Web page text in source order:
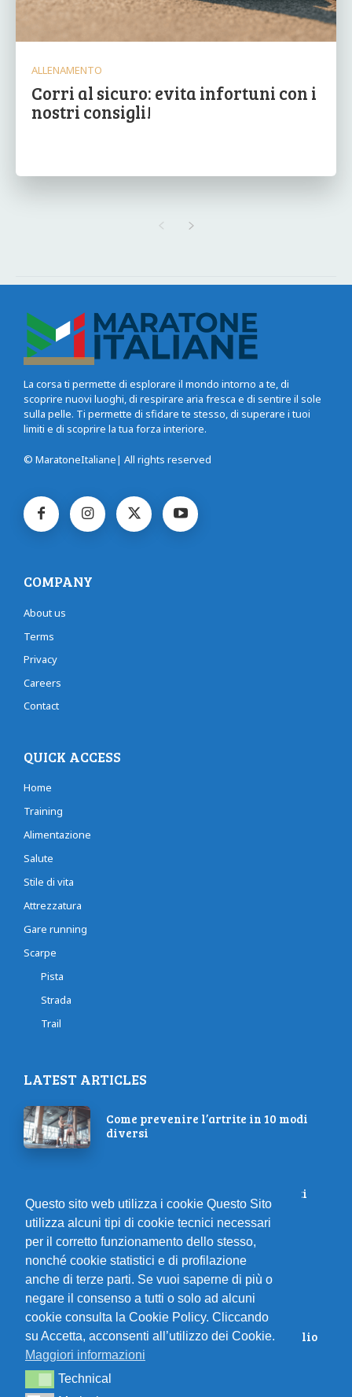
ALLENAMENTO
Corri al sicuro: evita infortuni con i
nostri consigli!
La corsa ti permette di esplorare il mondo intorno a te, di
scoprire nuovi luoghi, di respirare aria fresca e di sentire il sole
sulla pelle. Ti permette di sfidare te stesso, di superare i tuoi
limiti e di scoprire la tua forza interiore.
© MaratoneItaliane| All rights reserved
COMPANY
About us
Terms
Privacy
Careers
Contact
QUICK ACCESS
Home
Training
Alimentazione
Salute
Stile di vita
Attrezzatura
Gare running
Scarpe
Pista
Strada
Trail
LATEST ARTICLES
Come prevenire l’artrite in 10 modi
diversi
Fai questo allenamento di 10 minuti
per addominali e gambe tonici
Rialzati e riparti: consigli per il
runner dopo un infortunio
Dalla strada alla pista: dove è meglio
allenarsi per migliorare le
prestazioni?
Questo sito web utilizza i cookie Questo Sito
utilizza alcuni tipi di cookie tecnici necessari
per il corretto funzionamento dello stesso,
nonché cookie statistici e di profilazione
anche di terze parti. Se vuoi saperne di più o
negare il consenso a tutti o solo ad alcuni
cookie consulta la Cookie Policy. Cliccando
su Accetta, acconsenti all’utilizzo dei Cookie.
Maggiori informazioni
TechnicalTechnical